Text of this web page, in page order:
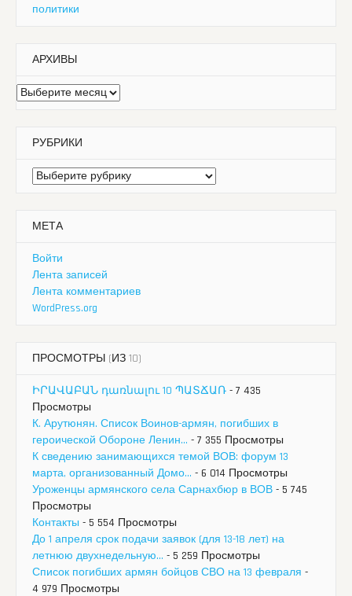
политики
АРХИВЫ
Архивы
РУБРИКИ
Рубрики
МЕТА
Войти
Лента записей
Лента комментариев
WordPress.org
ПРОСМОТРЫ (ИЗ 10)
ԻՐԱՎԱԲԱՆ դառնալու 10 ՊԱՏՃԱՌ - 7 435
Просмотры
К. Арутюнян. Список Воинов-армян, погибших в
героической Обороне Ленин... - 7 355 Просмотры
К сведению занимающихся темой ВОВ: форум 13
марта, организованный Домо... - 6 014 Просмотры
Уроженцы армянского села Сарнахбюр в ВОВ - 5 745
Просмотры
Контакты - 5 554 Просмотры
До 1 апреля срок подачи заявок (для 13-18 лет) на
летнюю двухнедельную... - 5 259 Просмотры
Список погибших армян бойцов СВО на 13 февраля -
4 979 Просмотры